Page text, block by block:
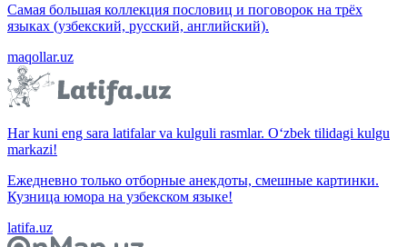
Самая большая коллекция пословиц и поговорок на трёх
языках (узбекский, русский, английский).
maqollar.uz
Har kuni eng sara latifalar va kulguli rasmlar. O‘zbek tilidagi kulgu
markazi!
Ежедневно только отборные анекдоты, смешные картинки.
Кузница юмора на узбекском языке!
latifa.uz